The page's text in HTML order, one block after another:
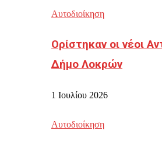
Αυτοδιοίκηση
Ορίστηκαν οι νέοι
Δήμο Λοκρών
1 Ιουλίου 2026
Αυτοδιοίκηση